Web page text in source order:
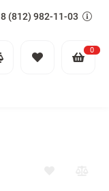
8 (812) 982-11-03
0